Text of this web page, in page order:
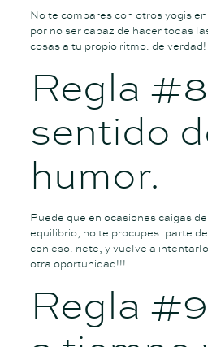
No te compares con otros yogis
por no ser capaz de hacer todas
cosas a tu propio ritmo. de
Regla
sentido
humor.
Puede que en ocasiones caigas
equilibrio, no te procupes. parte
con eso. riete, y vuelve a
otra oportunidad!!!
Regla